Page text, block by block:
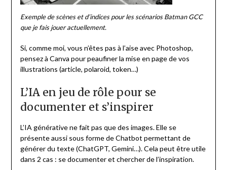
Exemple de scènes et d’indices pour les scénarios Batman GCC
que je fais jouer actuellement.
Si, comme moi, vous n’êtes pas à l’aise avec Photoshop,
pensez à Canva pour peaufiner la mise en page de vos
illustrations (article, polaroid, token…)
L’IA en jeu de rôle pour se
documenter et s’inspirer
L’IA générative ne fait pas que des images. Elle se
présente aussi sous forme de Chatbot permettant de
générer du texte (ChatGPT, Gemini…). Cela peut être utile
dans 2 cas : se documenter et chercher de l’inspiration.